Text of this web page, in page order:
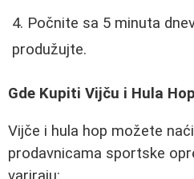
Počnite sa 5 minuta
produžujte.
Gde Kupiti Vijču i Hula
Vijče i hula hop možete
prodavnicama sportske
variraju: